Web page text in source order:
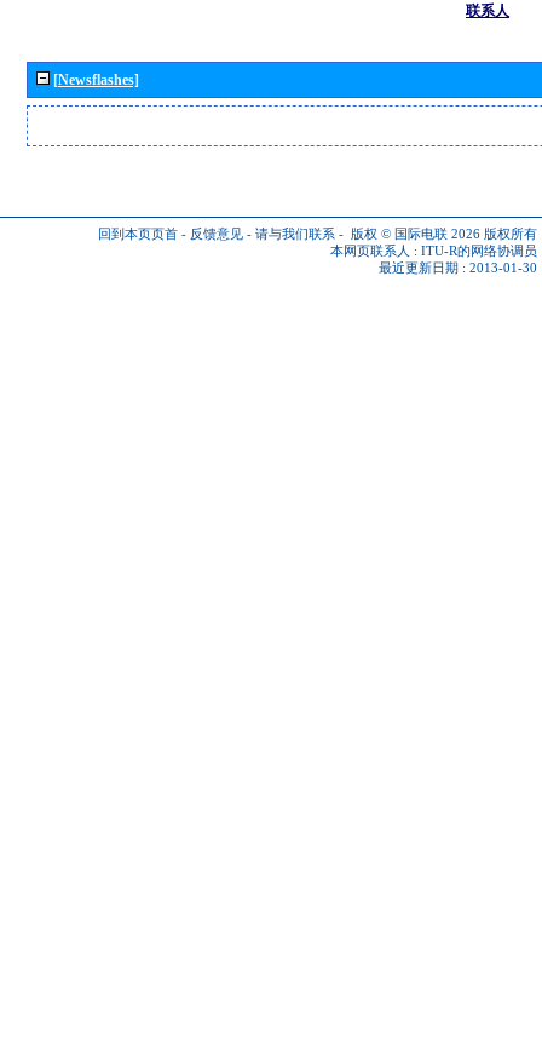
联系人
[Newsflashes]
回到本页页首 - 反馈意见 - 请与我们联系 - 版权 © 国际电联 2026 版权所有
本网页联系人 : ITU-R的网络协调员
最近更新日期 : 2013-01-30